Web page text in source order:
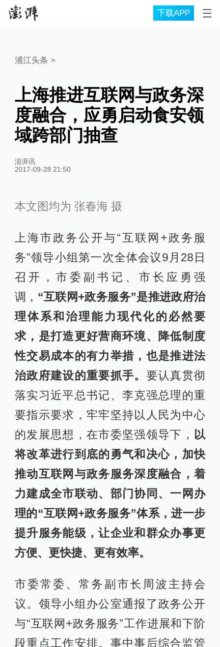
下载APP
浦江头条 >
上海推进互联网与政务深
度融合，应勇启动食安领
域跨部门抽查
澎湃讯
2017-09-28 21:50
本文图均为 张春海 摄
上海市政务公开与“互联网+政务服
务”领导小组第一次全体会议9月28日
召开，市委副书记、市长应勇强
调， “互联网+政务服务”是推进政府治
理体系和治理能力现代化的必然要
求，是打造更好营商环境、降低制度
性交易成本的有力举措，也是推进法
治政府建设的重要抓手。 要认真贯彻
落实习近平总书记、李克强总理的重
要指示要求，牢牢坚持以人民为中心
的发展思想，在市委坚强领导下， 以
将改革进行到底的勇气和决心，加快
推动互联网与政务服务深度融合，着
力建成全市联动、部门协同、一网办
理的“互联网+政务服务”体系，进一步
提升服务能级，让企业和群众办事更
方便、更快捷、更有效率。
市委常委、常务副市长周波主持会
议。领导小组办公室通报了政务公开
与“互联网+政务服务”工作进展和下阶
段重点工作安排。事中事后综合监管